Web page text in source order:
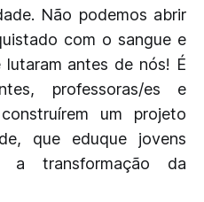
Não podemos abrir
com o sangue e
antes de nós! É
professoras/es e
um projeto
que eduque jovens
a transformação da